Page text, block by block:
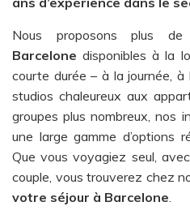
Nous proposons plus de
Barcelone disponibles à la
courte durée – à la journée,
studios chaleureux aux
groupes plus nombreux, nos
une large gamme d’options
Que vous voyagiez seul,
couple, vous trouverez chez
votre séjour à Barcelone.